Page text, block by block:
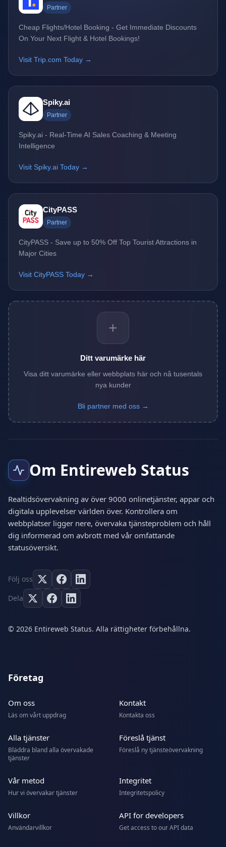
Partner
Cheap Flights/Hotel Booking - Get Immediate Discounts
On Your Next Flight & Hotel Bookings!
Visit Trip.com Today →
Spiky.ai
Partner
Spiky.ai - Real-Time AI Sales Coaching & Meeting
Intelligence
Visit Spiky.ai Today →
CityPASS
Partner
CityPASS - Save up to 50% Off Top Tourist Attractions in
Major Cities
Visit CityPASS Today →
+
Ditt varumärke här
Visa ditt varumärke eller webbplats här och nå tusentals
nya kunder
Bli partner med oss →
Om Entireweb Status
Realtidsövervakning av över 9000 onlinetjänster, appar och
digitala upplevelser världen över. Kontrollera om
webbplatser ligger nere, övervaka tjänsteproblem och håll
dig informerad om avbrott med vår omfattande
statusöversikt.
Följ oss
Dela
© 2026 Entireweb Status. Alla rättigheter förbehållna.
Företag
Om oss
Läs om vårt uppdrag
Kontakt
Kontakta oss
Alla tjänster
Bläddra bland alla övervakade
tjänster
Föreslå tjänst
Föreslå ny tjänsteövervakning
Vår metod
Hur vi övervakar tjänster
Integritet
Integritetspolicy
Villkor
Användarvillkor
API for developers
Get access to our API data